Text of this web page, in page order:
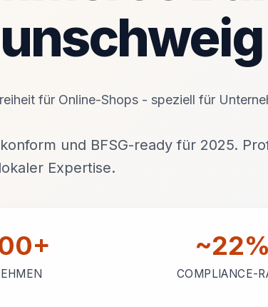
für Online-Shops - speziell für
konform und BFSG-ready für 2025.
Expertise.
~22%
COMPLIANCE-